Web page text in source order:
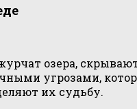
озера,
угрозами,
их судьбу.